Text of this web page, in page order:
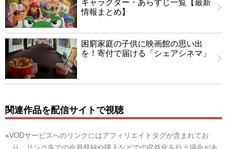
情報まとめ】
困窮家庭の子供に映画館の思い出
を！寄付で届ける「シェアシネマ」
関連作品を配信サイトで視聴
※VODサービスへのリンクにはアフィリエイトタグが含まれてお
り、リンク先での会員登録や購入などでの収益化を行う場合があ